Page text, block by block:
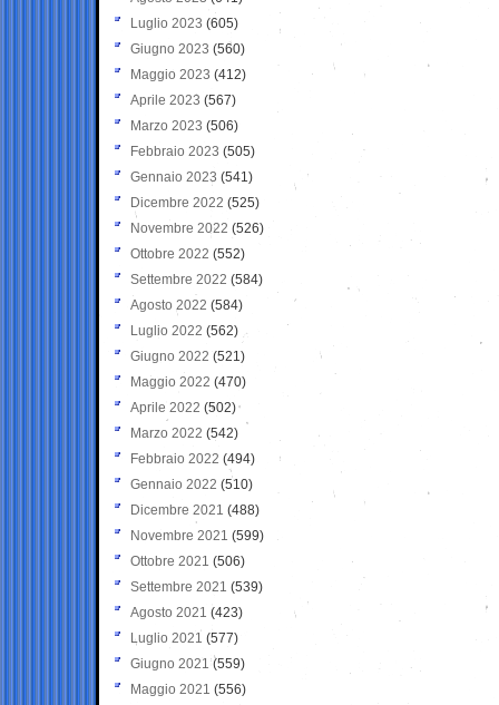
Luglio 2023 (605)
Giugno 2023 (560)
Maggio 2023 (412)
Aprile 2023 (567)
Marzo 2023 (506)
Febbraio 2023 (505)
Gennaio 2023 (541)
Dicembre 2022 (525)
Novembre 2022 (526)
Ottobre 2022 (552)
Settembre 2022 (584)
Agosto 2022 (584)
Luglio 2022 (562)
Giugno 2022 (521)
Maggio 2022 (470)
Aprile 2022 (502)
Marzo 2022 (542)
Febbraio 2022 (494)
Gennaio 2022 (510)
Dicembre 2021 (488)
Novembre 2021 (599)
Ottobre 2021 (506)
Settembre 2021 (539)
Agosto 2021 (423)
Luglio 2021 (577)
Giugno 2021(559)
Maggio 2021 (556)